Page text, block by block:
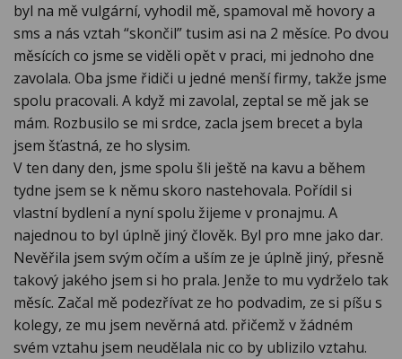
byl na mě vulgární, vyhodil mě, spamoval mě hovory a
sms a nás vztah “skončil” tusim asi na 2 měsíce. Po dvou
měsících co jsme se viděli opět v praci, mi jednoho dne
zavolala. Oba jsme řidiči u jedné menší firmy, takže jsme
spolu pracovali. A když mi zavolal, zeptal se mě jak se
mám. Rozbusilo se mi srdce, zacla jsem brecet a byla
jsem šťastná, ze ho slysim.
V ten dany den, jsme spolu šli ještě na kavu a během
tydne jsem se k němu skoro nastehovala. Pořídil si
vlastní bydlení a nyní spolu žijeme v pronajmu. A
najednou to byl úplně jiný člověk. Byl pro mne jako dar.
Nevěřila jsem svým očím a uším ze je úplně jiný, přesně
takový jakého jsem si ho prala. Jenže to mu vydrželo tak
měsíc. Začal mě podezřívat ze ho podvadim, ze si píšu s
kolegy, ze mu jsem nevěrná atd. přičemž v žádném
svém vztahu jsem neudělala nic co by ublizilo vztahu.